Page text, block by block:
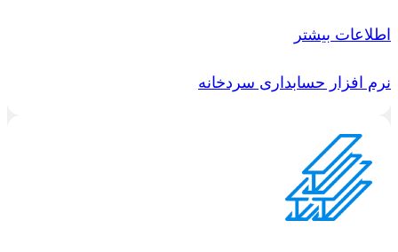
اطلاعات بیشتر
نرم افزار حسابداری سردخانه